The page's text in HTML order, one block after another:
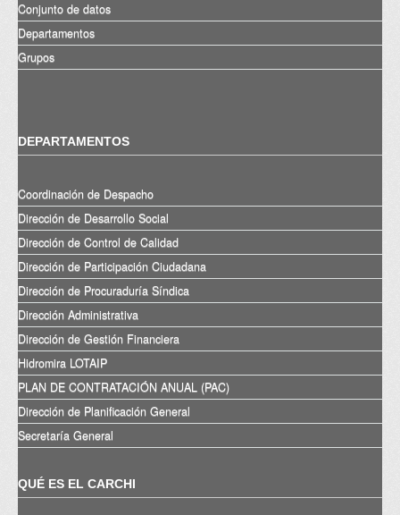
Conjunto de datos
Departamentos
Grupos
DEPARTAMENTOS
Coordinación de Despacho
Dirección de Desarrollo Social
Dirección de Control de Calidad
Dirección de Participación Ciudadana
Dirección de Procuraduría Síndica
Dirección Administrativa
Dirección de Gestión Financiera
Hidromira LOTAIP
PLAN DE CONTRATACIÓN ANUAL (PAC)
Dirección de Planificación General
Secretaría General
QUÉ ES EL CARCHI